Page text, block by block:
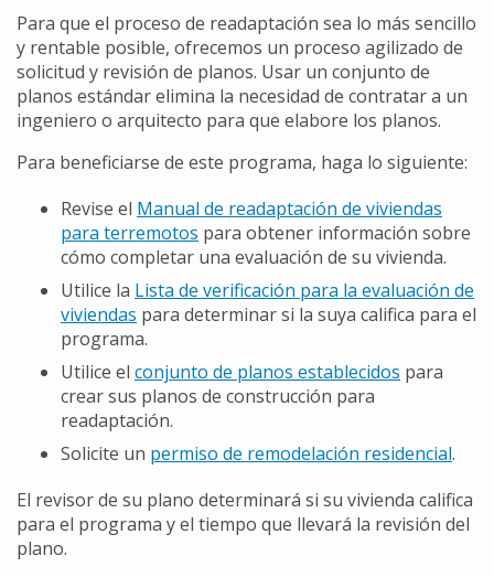
Para que el proceso de readaptación sea lo más sencillo
y rentable posible, ofrecemos un proceso agilizado de
solicitud y revisión de planos. Usar un conjunto de
planos estándar elimina la necesidad de contratar a un
ingeniero o arquitecto para que elabore los planos.
Para beneficiarse de este programa, haga lo siguiente:
Revise el Manual de readaptación de viviendas
para terremotos para obtener información sobre
cómo completar una evaluación de su vivienda.
Utilice la Lista de verificación para la evaluación de
viviendas para determinar si la suya califica para el
programa.
Utilice el conjunto de planos establecidos para
crear sus planos de construcción para
readaptación.
Solicite un permiso de remodelación residencial.
El revisor de su plano determinará si su vivienda califica
para el programa y el tiempo que llevará la revisión del
plano.